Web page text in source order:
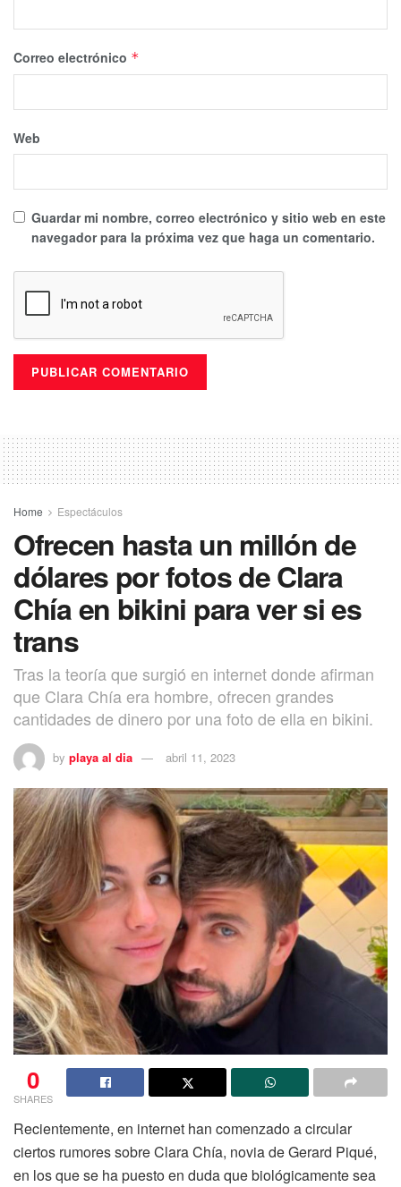
Correo electrónico *
Web
Guardar mi nombre, correo electrónico y sitio web en este
navegador para la próxima vez que haga un comentario.
Home Espectáculos
Ofrecen hasta un millón de
dólares por fotos de Clara
Chía en bikini para ver si es
trans
Tras la teoría que surgió en internet donde afirman
que Clara Chía era hombre, ofrecen grandes
cantidades de dinero por una foto de ella en bikini.
by playa al dia abril 11, 2023
0
SHARES
Recientemente, en internet han comenzado a circular
ciertos rumores sobre Clara Chía, novia de Gerard Piqué,
en los que se ha puesto en duda que biológicamente sea